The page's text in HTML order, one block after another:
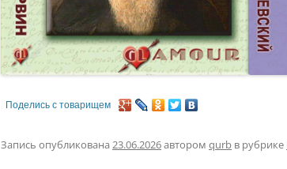
Поделись с товарищем
Запись опубликована 23.06.2026автором qurb в рубрике